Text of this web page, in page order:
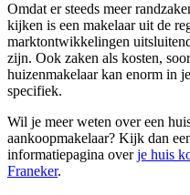
Omdat er steeds meer
kijken is een makelaar uit de
marktontwikkelingen
zijn. Ook zaken als kosten,
huizenmakelaar kan enorm in
specifiek.
Wil je meer weten over een
aankoopmakelaar? Kijk dan
informatiepagina overje huis
Franeker.